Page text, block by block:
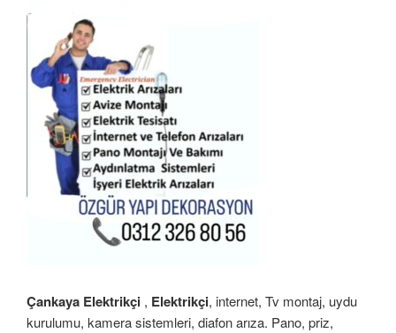
Çankaya Elektrikçi , Elektrikçi, internet, Tv montaj, uydu
kurulumu, kamera sistemleri, diafon arıza. Pano, priz,